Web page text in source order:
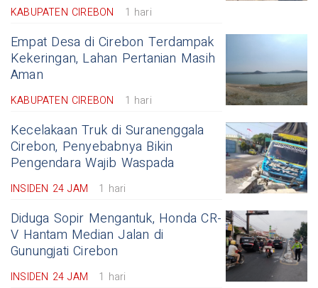
KABUPATEN CIREBON 1 hari
Empat Desa di Cirebon Terdampak
Kekeringan, Lahan Pertanian Masih
Aman
KABUPATEN CIREBON 1 hari
Kecelakaan Truk di Suranenggala
Cirebon, Penyebabnya Bikin
Pengendara Wajib Waspada
INSIDEN 24 JAM 1 hari
Diduga Sopir Mengantuk, Honda CR-
V Hantam Median Jalan di
Gunungjati Cirebon
INSIDEN 24 JAM 1 hari